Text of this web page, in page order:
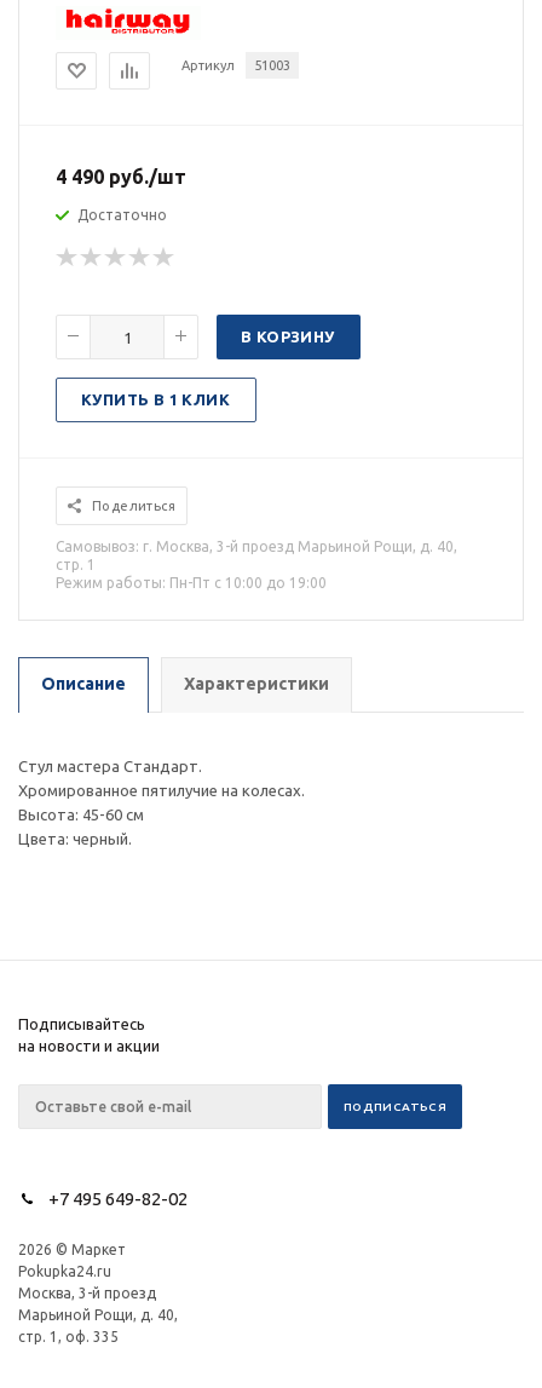
Артикул 51003
4 490 руб./шт
Достаточно
В КОРЗИНУ
КУПИТЬ В 1 КЛИК
Поделиться
Самовывоз: г. Москва, 3-й проезд Марьиной Рощи, д. 40,
стр. 1
Режим работы: Пн-Пт с 10:00 до 19:00
Описание Характеристики
Стул мастера Стандарт.
Хромированное пятилучие на колесах.
Высота: 45-60 см
Цвета: черный.
Подписывайтесь
на новости и акции
+7 495 649-82-02
2026 © Маркет
Pokupka24.ru
Москва, 3-й проезд
Марьиной Рощи, д. 40,
стр. 1, оф. 335